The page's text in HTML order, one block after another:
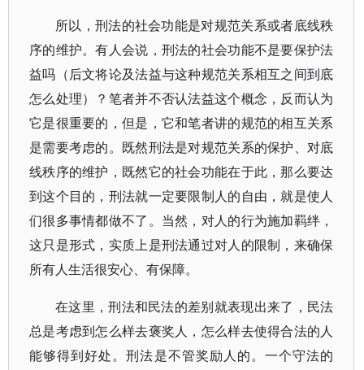
所以，刑法的社会功能是对规范关系或者底线秩
序的维护。有人会说，刑法的社会功能不是要保护法
益吗（后文将论及法益与这种规范关系相互之间到底
怎么处理）？笔者并不否认法益这个概念，反而认为
它是很重要的，但是，它和笔者讲的规范的相互关系
是需要考虑的。既然刑法是对规范关系的保护、对底
线秩序的维护，既然它的社会功能在于此，那么要达
到这个目的，刑法就一定要限制人的自由，就是使人
们很多事情都做不了。当然，对人的行为施加羁绊，
这只是形式，实质上是刑法通过对人的限制，来确保
所有人生活很安心、有保障。
在这里，刑法和民法的差别就表现出来了，民法
总是考虑到怎么样去褒奖人，怎么样去使得合法的人
能够得到好处。刑法是不管奖励人的。一个守法的